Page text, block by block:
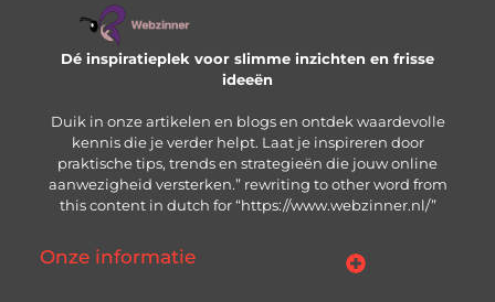
Dé inspiratieplek voor slimme inzichten en frisse
ideeën
Duik in onze artikelen en blogs en ontdek waardevolle
kennis die je verder helpt. Laat je inspireren door
praktische tips, trends en strategieën die jouw online
aanwezigheid versterken.” rewriting to other word from
this content in dutch for “https://www.webzinner.nl/”
Onze informatie